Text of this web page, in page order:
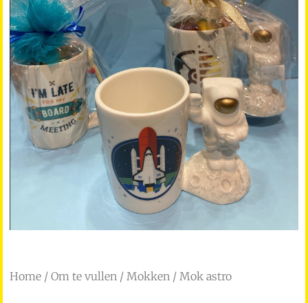
Home / Om te vullen / Mokken / Mok astro